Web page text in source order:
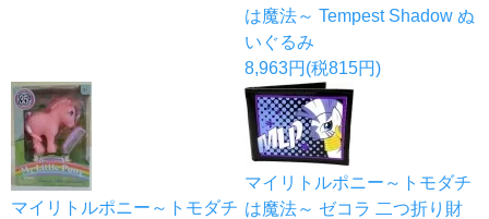
は魔法～ Tempest Shadow ぬ
いぐるみ
8,963円(税815円)
マイリトルポニー～トモダチ
マイリトルポニー～トモダチ
は魔法～ ゼコラ 二つ折り財